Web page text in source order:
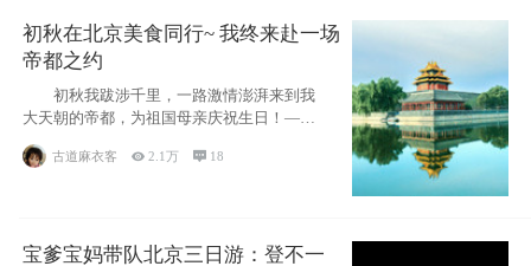
初秋在北京美食同行~ 我终来赴一场
帝都之约
初秋我跋涉千里，一路激情澎湃来到我
大天朝的帝都，为祖国母亲庆祝生日！——
古道麻衣客 2.1万  18
宝爹宝妈带队北京三日游：登不一